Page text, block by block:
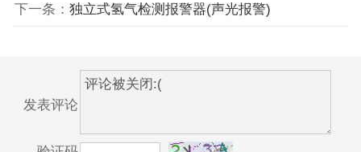
下一条： 独立式氢气检测报警器(声光报警)
发表评论